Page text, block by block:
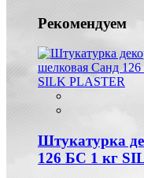
Рекомендуем
Штукатурка
126 БС 1 кг